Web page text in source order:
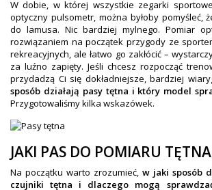
POLECANE PRODUKTY
PROMOCJE
OUTLET
WYPRZEDAŻ
W dobie, w której wszystkie zegarki
optyczny pulsometr, można byłoby pomyśleć,
do lamusa. Nic bardziej mylnego. Pomiar
rozwiązaniem na początek przygody ze
rekreacyjnych, ale łatwo go zakłócić –
za luźno zapięty. Jeśli chcesz rozpocząć
przydadzą Ci się dokładniejsze, bardziej
sposób działają pasy tętna i który model
Przygotowaliśmy kilka wskazówek.
JAKI PAS DO POMIARU
Na początku warto zrozumieć, w jaki sposób
czujniki tętna i dlaczego mogą